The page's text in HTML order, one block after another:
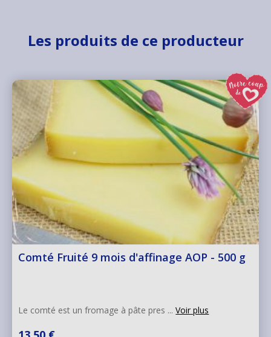
Les produits de ce producteur
Comté Fruité 9 mois d'affinage AOP - 500 g
Le comté est un fromage à pâte pres ...Voir plus